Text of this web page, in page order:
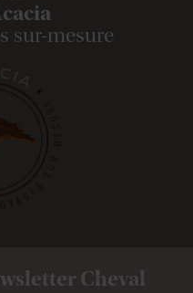
sur-mesure
Cheval